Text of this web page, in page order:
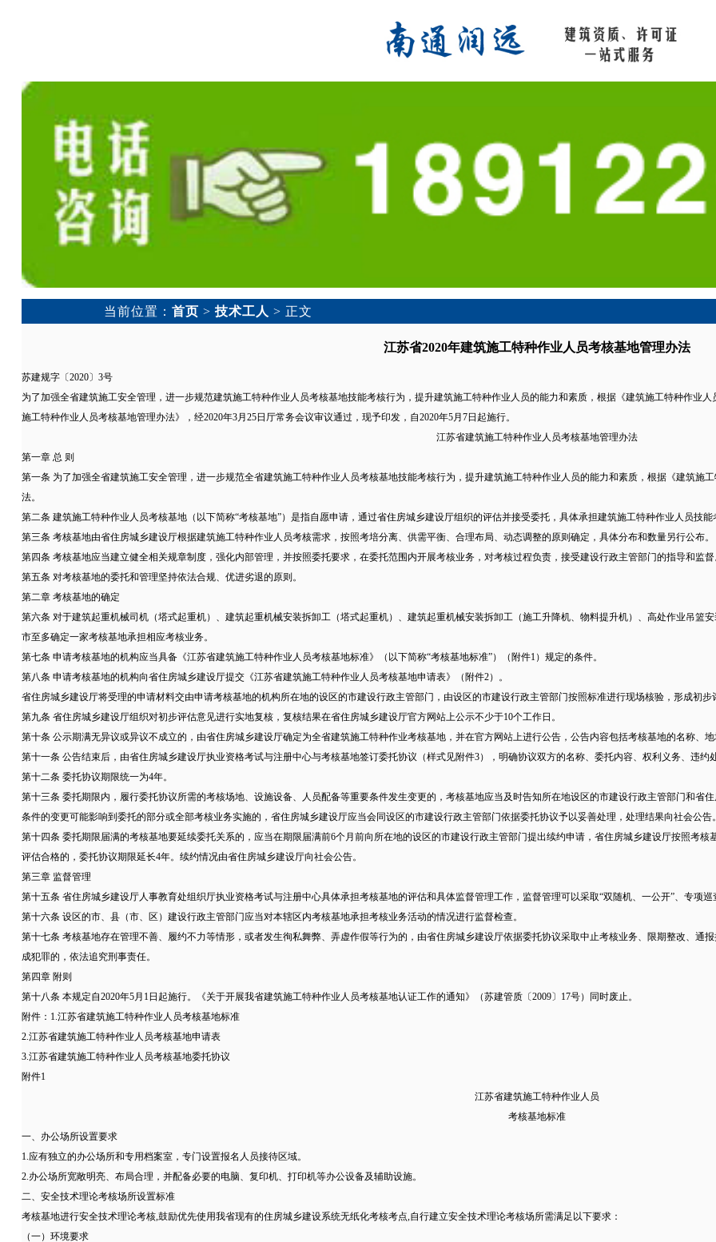
当前位置：首页 >技术工人 > 正文
江苏省2020年建筑施工特种作业人员考核基地管理办法
苏建规字〔2020〕3号
为了加强全省建筑施工安全管理，进一步规范建筑施工特种作业人员考核基地技能考核行为，提升建筑施工特种作业人员的能力和素质，根据《建筑施工特种作业
施工特种作业人员考核基地管理办法》，经2020年3月25日厅常务会议审议通过，现予印发，自2020年5月7日起施行。
江苏省建筑施工特种作业人员考核基地管理办法
第一章 总 则
第一条 为了加强全省建筑施工安全管理，进一步规范全省建筑施工特种作业人员考核基地技能考核行为，提升建筑施工特种作业人员的能力和素质，根据《建筑施
法。
第二条 建筑施工特种作业人员考核基地（以下简称“考核基地”）是指自愿申请，通过省住房城乡建设厅组织的评估并接受委托，具体承担建筑施工特种作业人员技能
第三条 考核基地由省住房城乡建设厅根据建筑施工特种作业人员考核需求，按照考培分离、供需平衡、合理布局、动态调整的原则确定，具体分布和数量另行公布。
第四条 考核基地应当建立健全相关规章制度，强化内部管理，并按照委托要求，在委托范围内开展考核业务，对考核过程负责，接受建设行政主管部门的指导和监督
第五条 对考核基地的委托和管理坚持依法合规、优进劣退的原则。
第二章 考核基地的确定
第六条 对于建筑起重机械司机（塔式起重机）、建筑起重机械安装拆卸工（塔式起重机）、建筑起重机械安装拆卸工（施工升降机、物料提升机）、高处作业吊篮
市至多确定一家考核基地承担相应考核业务。
第七条 申请考核基地的机构应当具备《江苏省建筑施工特种作业人员考核基地标准》（以下简称“考核基地标准”）（附件1）规定的条件。
第八条 申请考核基地的机构向省住房城乡建设厅提交《江苏省建筑施工特种作业人员考核基地申请表》（附件2）。
省住房城乡建设厅将受理的申请材料交由申请考核基地的机构所在地的设区的市建设行政主管部门，由设区的市建设行政主管部门按照标准进行现场核验，形成初
第九条 省住房城乡建设厅组织对初步评估意见进行实地复核，复核结果在省住房城乡建设厅官方网站上公示不少于10个工作日。
第十条 公示期满无异议或异议不成立的，由省住房城乡建设厅确定为全省建筑施工特种作业考核基地，并在官方网站上进行公告，公告内容包括考核基地的名称、地
第十一条 公告结束后，由省住房城乡建设厅执业资格考试与注册中心与考核基地签订委托协议（样式见附件3），明确协议双方的名称、委托内容、权利义务、违约
第十二条 委托协议期限统一为4年。
第十三条 委托期限内，履行委托协议所需的考核场地、设施设备、人员配备等重要条件发生变更的，考核基地应当及时告知所在地设区的市建设行政主管部门和省住
条件的变更可能影响到委托的部分或全部考核业务实施的，省住房城乡建设厅应当会同设区的市建设行政主管部门依据委托协议予以妥善处理，处理结果向社会公告。
第十四条 委托期限届满的考核基地要延续委托关系的，应当在期限届满前6个月前向所在地的设区的市建设行政主管部门提出续约申请，省住房城乡建设厅按照考核
评估合格的，委托协议期限延长4年。续约情况由省住房城乡建设厅向社会公告。
第三章 监督管理
第十五条 省住房城乡建设厅人事教育处组织厅执业资格考试与注册中心具体承担考核基地的评估和具体监督管理工作，监督管理可以采取“双随机、一公开”、专项巡
第十六条 设区的市、县（市、区）建设行政主管部门应当对本辖区内考核基地承担考核业务活动的情况进行监督检查。
第十七条 考核基地存在管理不善、履约不力等情形，或者发生徇私舞弊、弄虚作假等行为的，由省住房城乡建设厅依据委托协议采取中止考核业务、限期整改、通
成犯罪的，依法追究刑事责任。
第四章 附则
第十八条 本规定自2020年5月1日起施行。《关于开展我省建筑施工特种作业人员考核基地认证工作的通知》（苏建管质〔2009〕17号）同时废止。
附件：1.江苏省建筑施工特种作业人员考核基地标准
2.江苏省建筑施工特种作业人员考核基地申请表
3.江苏省建筑施工特种作业人员考核基地委托协议
附件1
江苏省建筑施工特种作业人员
考核基地标准
一、办公场所设置要求
1.应有独立的办公场所和专用档案室，专门设置报名人员接待区域。
2.办公场所宽敞明亮、布局合理，并配备必要的电脑、复印机、打印机等办公设备及辅助设施。
二、安全技术理论考核场所设置标准
考核基地进行安全技术理论考核,鼓励优先使用我省现有的住房城乡建设系统无纸化考核考点,自行建立安全技术理论考核场所需满足以下要求：
（一）环境要求